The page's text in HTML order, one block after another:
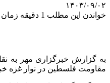
۱۴۰۳/۰۹/۰۲
خواندن این مطلب 1 دقیقه زمان میبرد
به گزارش خبرگزاری مهر به
مقاومت فلسطین در نوار غزه